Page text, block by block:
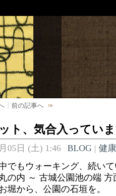
前の記事へ
ト、気合入ってい
05日 (土) 1:46 BLOG| 健
でもウォーキング、続い
の内 ～ 古城公園池の端 方
堀から、公園の石垣を。